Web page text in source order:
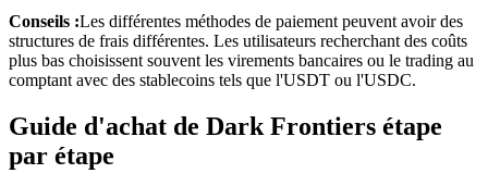
Investissement automobile
Conseils :Les différentes méthodes de paiement peuvent avoir des
structures de frais différentes. Les utilisateurs recherchant des coûts
plus bas choisissent souvent les virements bancaires ou le trading au
comptant avec des stablecoins tels que l'USDT ou l'USDC.
Guide d'achat de Dark Frontiers étape
par étape